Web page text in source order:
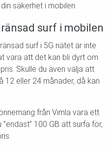
säkerhet i mobilen.
surf i mobilen
surf i 5G nätet är inte
vara att det kan bli dyrt om
Skulle du även välja att
12 eller 24 månader, då kan
från Vimla vara ett
100 GB att surfa för,